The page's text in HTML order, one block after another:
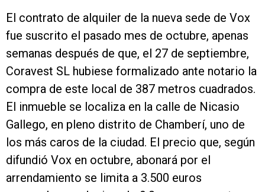
El contrato de alquiler de la nueva sede de Vox
fue suscrito el pasado mes de octubre, apenas
semanas después de que, el 27 de septiembre,
Coravest SL hubiese formalizado ante notario la
compra de este local de 387 metros cuadrados.
El inmueble se localiza en la calle de Nicasio
Gallego, en pleno distrito de Chamberí, uno de
los más caros de la ciudad. El precio que, según
difundió Vox en octubre, abonará por el
arrendamiento se limita a 3.500 euros